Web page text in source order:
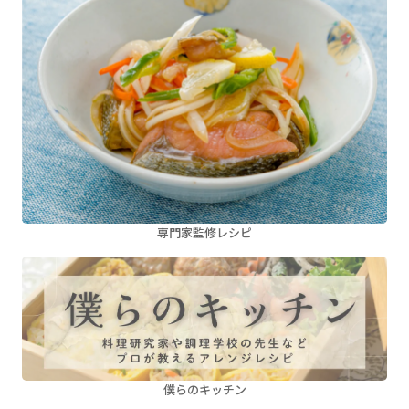
専門家監修レシピ
僕らのキッチン